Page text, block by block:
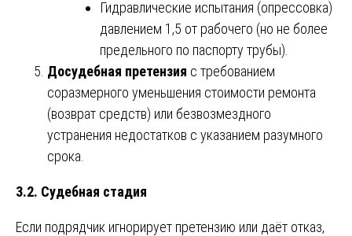
Гидравлические испытания (опрессовка)
давлением 1,5 от рабочего (но не более
предельного по паспорту трубы).
Досудебная претензия с требованием
соразмерного уменьшения стоимости ремонта
(возврат средств) или безвозмездного
устранения недостатков с указанием разумного
срока.
3.2. Судебная стадия
Если подрядчик игнорирует претензию или даёт отказ,